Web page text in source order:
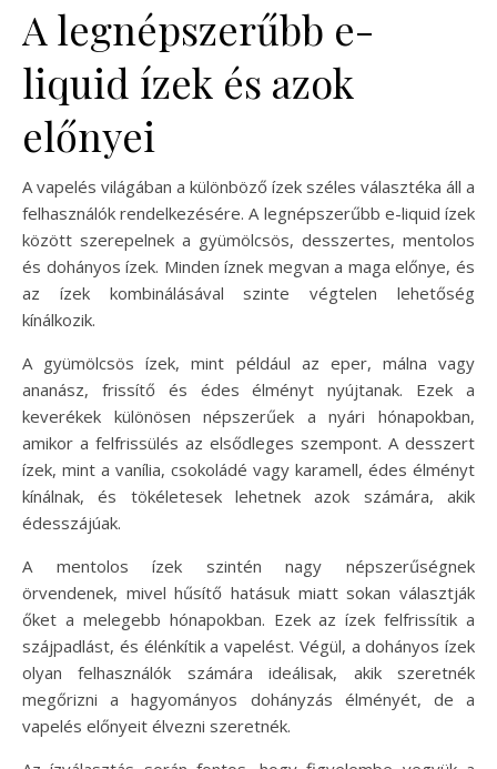
A legnépszerűbb e-
liquid ízek és azok
előnyei
A vapelés világában a különböző ízek széles választéka áll a
felhasználók rendelkezésére. A legnépszerűbb e-liquid ízek
között szerepelnek a gyümölcsös, desszertes, mentolos
és dohányos ízek. Minden íznek megvan a maga előnye, és
az ízek kombinálásával szinte végtelen lehetőség
kínálkozik.
A gyümölcsös ízek, mint például az eper, málna vagy
ananász, frissítő és édes élményt nyújtanak. Ezek a
keverékek különösen népszerűek a nyári hónapokban,
amikor a felfrissülés az elsődleges szempont. A desszert
ízek, mint a vanília, csokoládé vagy karamell, édes élményt
kínálnak, és tökéletesek lehetnek azok számára, akik
édesszájúak.
A mentolos ízek szintén nagy népszerűségnek
örvendenek, mivel hűsítő hatásuk miatt sokan választják
őket a melegebb hónapokban. Ezek az ízek felfrissítik a
szájpadlást, és élénkítik a vapelést. Végül, a dohányos ízek
olyan felhasználók számára ideálisak, akik szeretnék
megőrizni a hagyományos dohányzás élményét, de a
vapelés előnyeit élvezni szeretnék.